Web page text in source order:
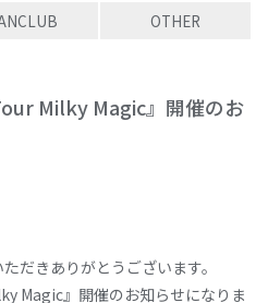
OTHER
Milky Magic』開催のお
だきありがとうございます。
Magic』開催のお知らせになりま